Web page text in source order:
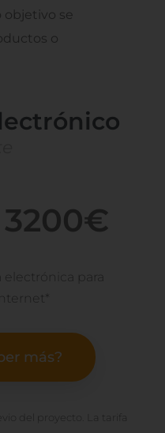
objetivo se
o
electrónica para
más?
del proyecto. La tarifa